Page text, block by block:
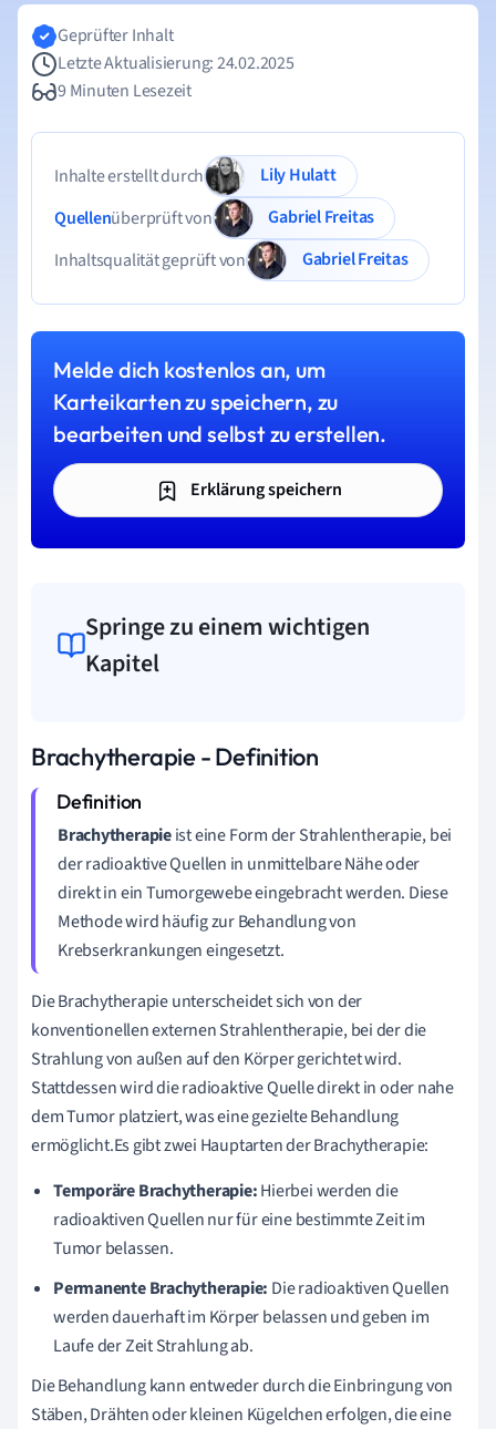
Geprüfter Inhalt
Letzte Aktualisierung: 24.02.2025
9 Minuten Lesezeit
Inhalte erstellt durch
Lily Hulatt
Quellenüberprüft von
Gabriel Freitas
Inhaltsqualität geprüft von
Gabriel Freitas
Melde dich kostenlos an, um
Karteikarten zu speichern, zu
bearbeiten und selbst zu erstellen.
Erklärung speichern
Springe zu einem wichtigen
Kapitel
Brachytherapie - Definition
Brachytherapieist eine Form der Strahlentherapie, bei
der radioaktive Quellen in unmittelbare Nähe oder
direkt in ein Tumorgewebe eingebracht werden. Diese
Methode wird häufig zur Behandlung von
Krebserkrankungen eingesetzt.
Die Brachytherapie unterscheidet sich von der
konventionellen externen Strahlentherapie, bei der die
Strahlung von außen auf den Körper gerichtet wird.
Stattdessen wird die radioaktive Quelle direkt in oder nahe
dem Tumor platziert, was eine gezielte Behandlung
ermöglicht.Es gibt zwei Hauptarten der Brachytherapie:
Temporäre Brachytherapie:Hierbei werden die
radioaktiven Quellen nur für eine bestimmte Zeit im
Tumor belassen.
Permanente Brachytherapie: Die radioaktiven Quellen
werden dauerhaft im Körper belassen und geben im
Laufe der Zeit Strahlung ab.
Die Behandlung kann entweder durch die Einbringung von
Stäben, Drähten oder kleinen Kügelchen erfolgen, die eine